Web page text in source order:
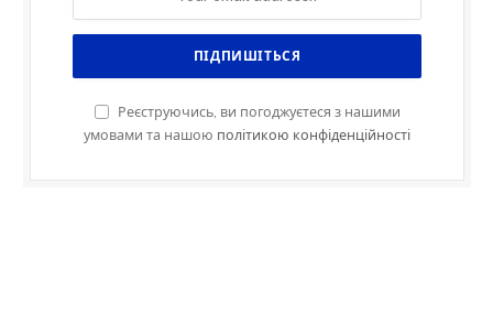
Реєструючись, ви погоджуєтеся з нашими
умовами та нашою політикою конфіденційності